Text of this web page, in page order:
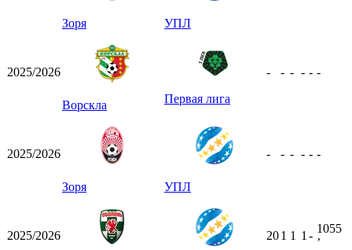
Зоря УПЛ
2025/2026
Ворскла Первая лига
- - - - - -
2025/2026
Зоря УПЛ
- - - - - -
2025/2026 201 1 1 -
1055
ʼ